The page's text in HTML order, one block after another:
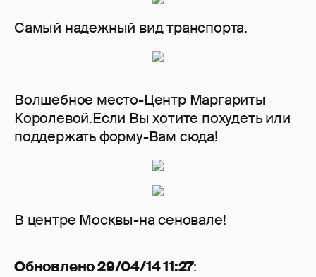
Самый надежный вид транспорта.
Волшебное место-Центр Маргариты
Королевой.Если Вы хотите похудеть или
поддержать форму-Вам сюда!
В центре Москвы-на сеновале!
Обновлено 29/04/14 11:27: